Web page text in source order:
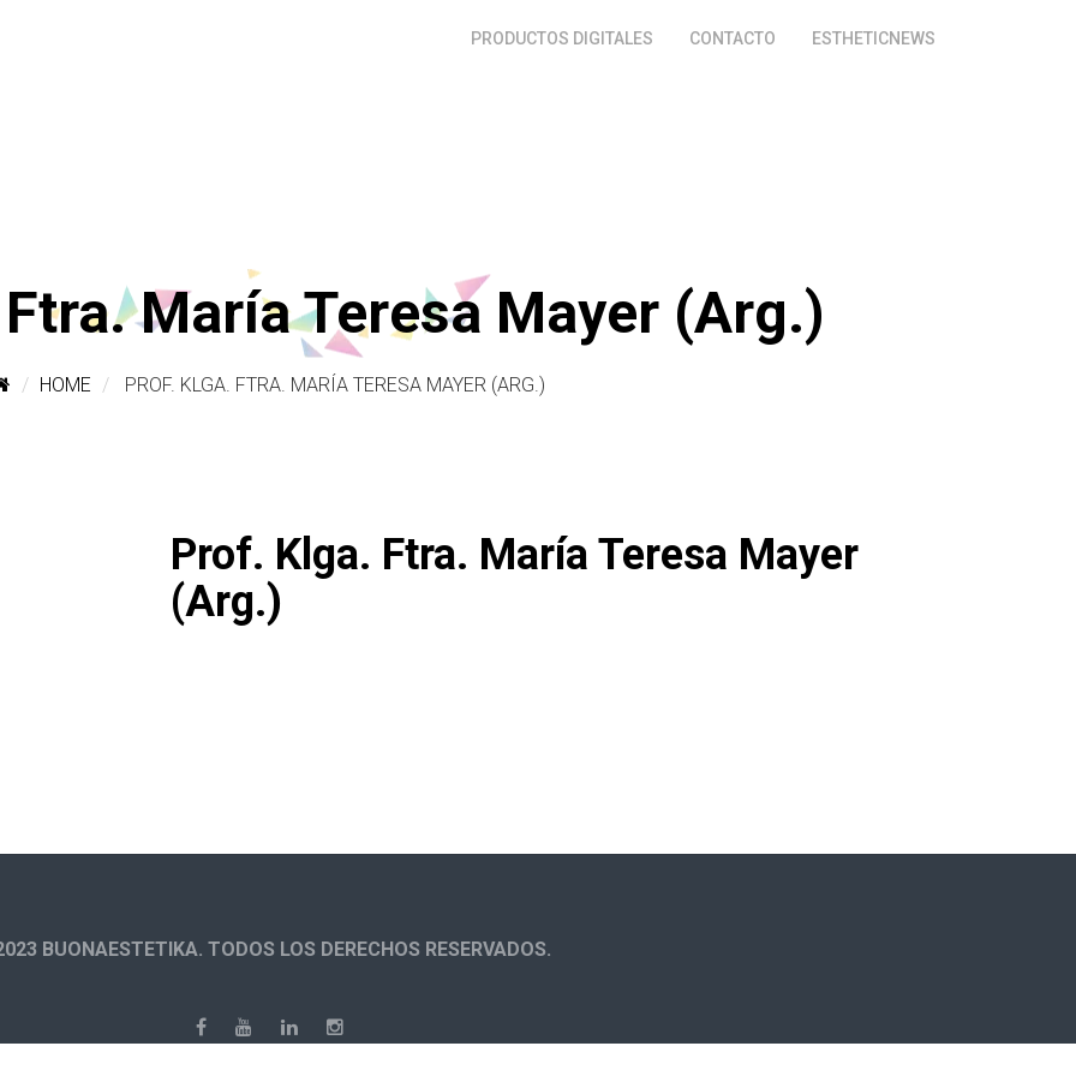
PRODUCTOS DIGITALES CONTACTO ESTHETICNEWS
María Teresa Mayer (Arg.)
HOME PROF. KLGA. FTRA. MARÍA TERESA MAYER (ARG.)
Prof. Klga. Ftra. María Teresa Mayer
(Arg.)
BUONAESTETIKA. TODOS LOS DERECHOS RESERVADOS.